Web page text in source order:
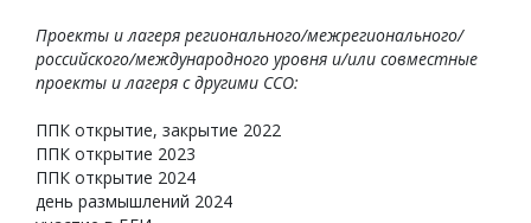
Проекты и лагеря регионального/межрегионального/
российского/международного уровня и/или совместные
проекты и лагеря с другими ССО:
ППК открытие, закрытие 2022
ППК открытие 2023
ППК открытие 2024
день размышлений 2024